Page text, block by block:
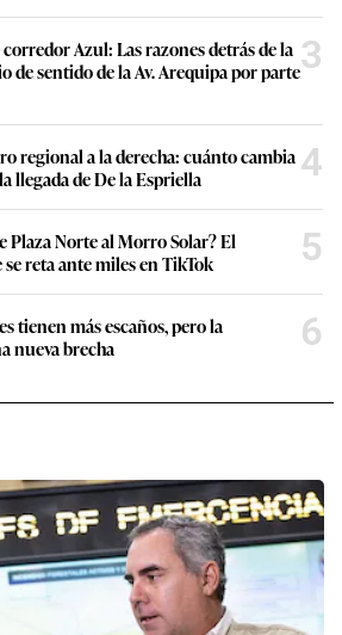
Azul: Las razones detrás de la
de sentido de la Av. Arequipa por parte3
regional a la derecha: cuánto cambia
llegada de De la Espriella
4
Plaza Norte al Morro Solar? El
se reta ante miles en TikTok
5
tienen más escaños, pero la
nueva brecha
6